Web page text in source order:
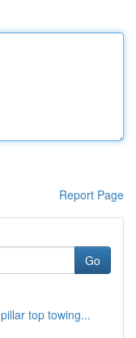
Report Page
Go
top towing...